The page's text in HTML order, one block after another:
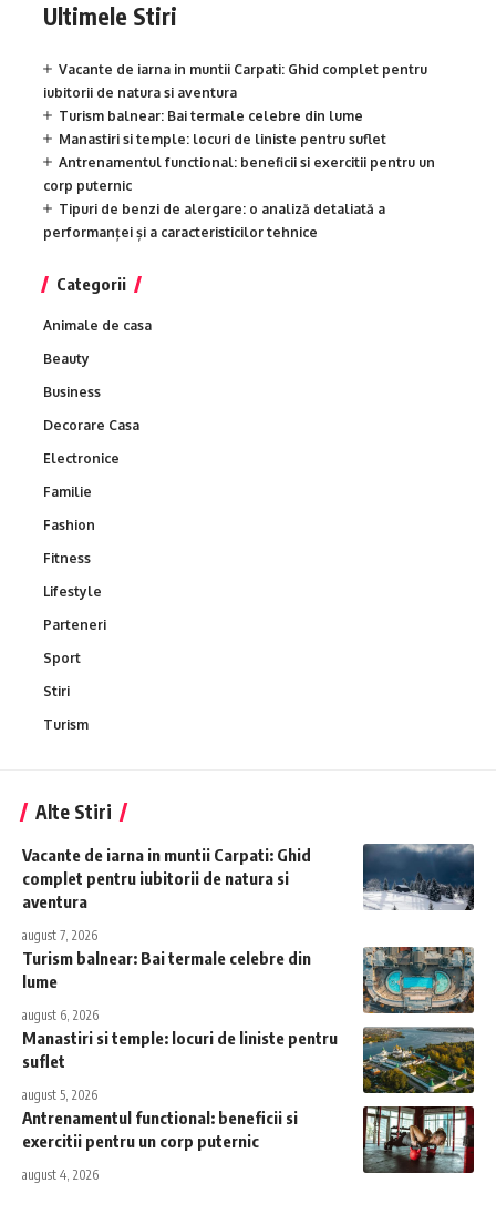
Ultimele Stiri
Vacante de iarna in muntii Carpati: Ghid complet pentru
iubitorii de natura si aventura
Turism balnear: Bai termale celebre din lume
Manastiri si temple: locuri de liniste pentru suflet
Antrenamentul functional: beneficii si exercitii pentru un
corp puternic
Tipuri de benzi de alergare: o analiză detaliată a
performanței și a caracteristicilor tehnice
Categorii
Animale de casa
Beauty
Business
Decorare Casa
Electronice
Familie
Fashion
Fitness
Lifestyle
Parteneri
Sport
Stiri
Turism
Alte Stiri
Vacante de iarna in muntii Carpati: Ghid
complet pentru iubitorii de natura si
aventura
august 7, 2026
Turism balnear: Bai termale celebre din
lume
august 6, 2026
Manastiri si temple: locuri de liniste pentru
suflet
august 5, 2026
Antrenamentul functional: beneficii si
exercitii pentru un corp puternic
august 4, 2026